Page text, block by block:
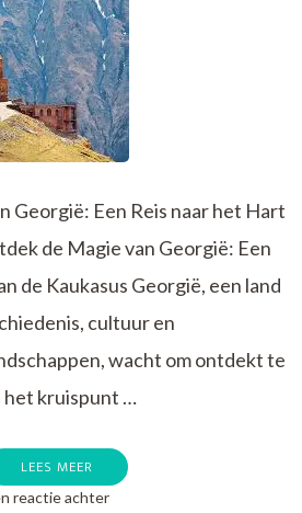
Georgië: Een Reis naar het Hart
de Magie van Georgië: Een
de Kaukasus Georgië, een land
cultuur en
wacht om ontdekt te
het kruispunt …
LEES MEER
reactie achterop